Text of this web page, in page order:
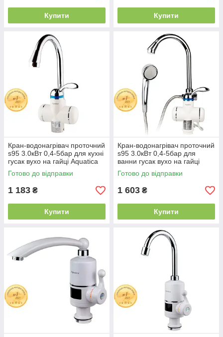
Купити Купити
Кран-водонагрівач проточний
s95 3.0кВт 0,4-5бар для кухні
гусак вухо на гайці Aquatica
(LZ-6B111W) 9795103
Готово до відправки
1 183 ₴
Купити
Кран-водонагрівач проточний
s95 3.0кВт 0,4-5бар для
ванни гусак вухо на гайці
Aquatica (LZ-6C111W)
9795203
Готово до відправки
1 603 ₴
Купити